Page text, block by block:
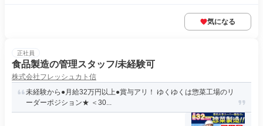
気になる
正社員
食品製造の管理スタッフ/未経験可
株式会社フレッシュカト信
未経験から●月給32万円以上●賞与アリ！ ゆくゆくは惣菜工場のリ
ーダーポジション★ ＜30...